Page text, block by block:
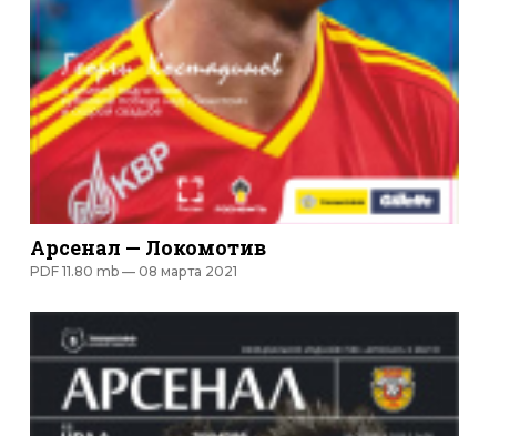
Арсенал — Локомотив
PDF 11.80 mb — 08 марта 2021